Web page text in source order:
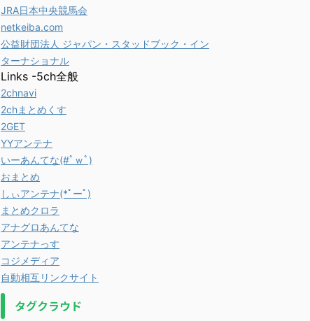
JRA日本中央競馬会
netkeiba.com
公益財団法人 ジャパン・スタッドブック・イン
ターナショナル
Links -5ch全般
2chnavi
2chまとめくす
2GET
YYアンテナ
いーあんてな(#ﾟｗﾟ)
おまとめ
しぃアンテナ(*ﾟーﾟ)
まとめクロラ
アナグロあんてな
アンテナっす
コジメディア
自動相互リンクサイト
タグクラウド